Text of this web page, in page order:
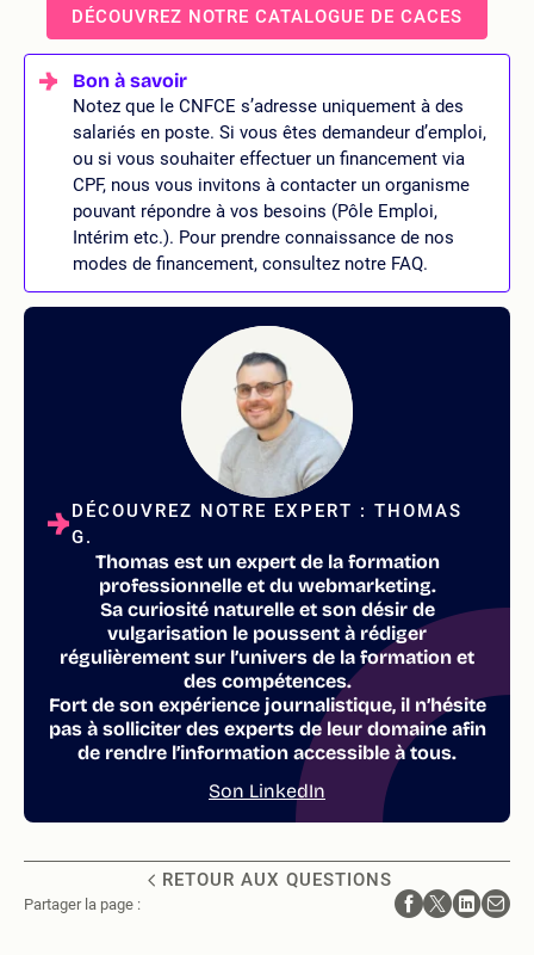
DÉCOUVREZ NOTRE CATALOGUE DE CACES
Notez que le CNFCE s’adresse uniquement à des
salariés en poste. Si vous êtes demandeur d’emploi,
ou si vous souhaiter effectuer un financement via
CPF, nous vous invitons à contacter un organisme
pouvant répondre à vos besoins (Pôle Emploi,
Intérim etc.). Pour prendre connaissance de nos
modes de financement, consultez notre FAQ.
DÉCOUVREZ NOTRE EXPERT : THOMAS
G.
Thomas est un expert de la formation
professionnelle et du webmarketing.
Sa curiosité naturelle et son désir de
vulgarisation le poussent à rédiger
régulièrement sur l’univers de la formation et
des compétences.
Fort de son expérience journalistique, il n’hésite
pas à solliciter des experts de leur domaine afin
de rendre l’information accessible à tous.
Son LinkedIn
RETOUR AUX QUESTIONS
Partager la page :